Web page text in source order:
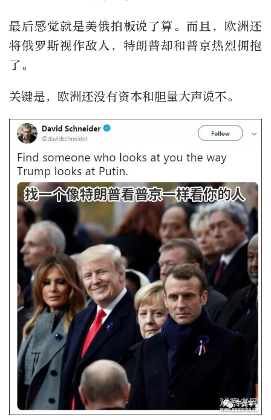
最后感觉就是美俄拍板说了算。而且，欧洲还
将俄罗斯视作敌人，特朗普却和普京热烈拥抱
了。
关键是，欧洲还没有资本和胆量大声说不。